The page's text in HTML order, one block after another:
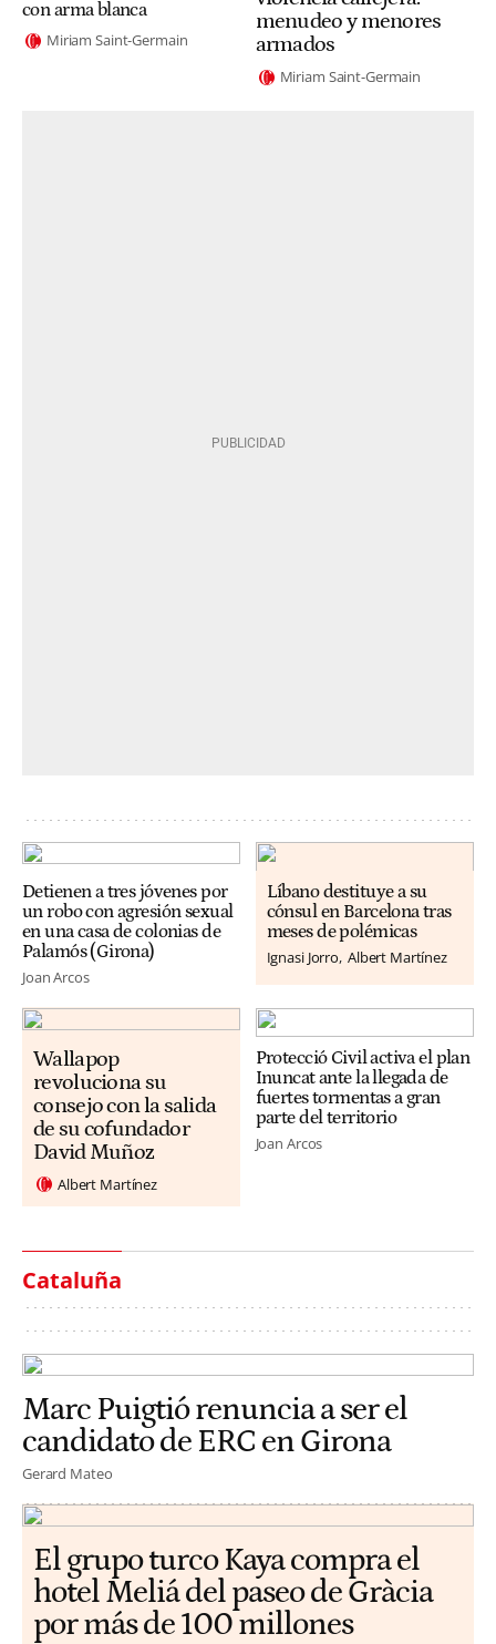
con arma blanca
Miriam Saint-Germain
menudeo y menores
armados
Miriam Saint-Germain
Detienen a tres jóvenes por
un robo con agresión sexual
en una casa de colonias de
Palamós (Girona)
Joan Arcos
Líbano destituye a su
cónsul en Barcelona tras
meses de polémicas
Ignasi Jorro Albert Martínez
Wallapop
revoluciona su
consejo con la salida
de su cofundador
David Muñoz
Albert Martínez
Protecció Civil activa el plan
Inuncat ante la llegada de
fuertes tormentas a gran
parte del territorio
Joan Arcos
Cataluña
Marc Puigtió renuncia a ser el
candidato de ERC en Girona
Gerard Mateo
El grupo turco Kaya compra el
hotel Meliá del paseo de Gràcia
por más de 100 millones